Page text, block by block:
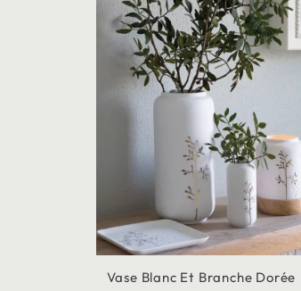
Vase Blanc Et Branche Dorée